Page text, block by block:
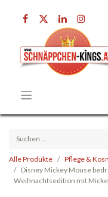
Alle Produkte
Pflege &
Disney Mickey Mouse
Weihnachtsedition mit